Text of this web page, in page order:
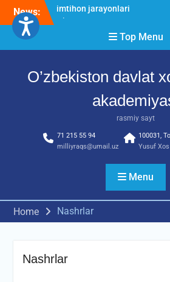
Skip
content
News:
O’ZBEKISTON DAVLAT
AKADEMIYASIDA
о‘tkazilgan kasbiy (ijodiy)
Diqqat e’lon!
imtihon jarayonlari
Top Menu
O’zbekiston davlat
rasmiy sayt
71 215 55 94
milliyraqs@umail.uz
100031,
Yusuf Xos
Menu
Home Nashrlar
Nashrlar